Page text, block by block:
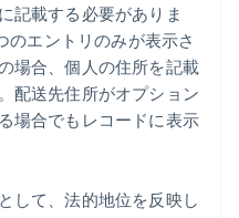
記載する必要がありま
のエントリのみが表示さ
場合、個人の住所を記載
配送先住所がオプション
場合でもレコードに表示
して、法的地位を反映し